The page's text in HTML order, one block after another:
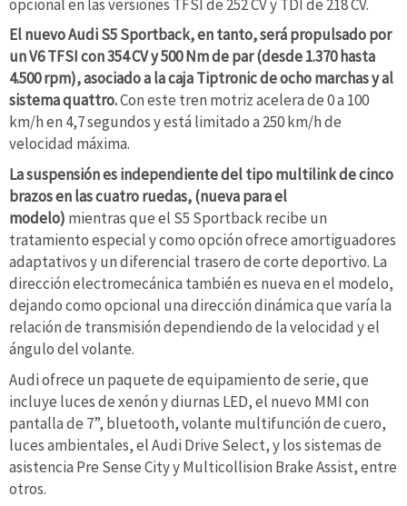
opcional en las versiones TFSI de 252 CV y TDI de 218 CV.
El nuevo Audi S5 Sportback, en tanto, será propulsado por
un V6 TFSI con 354 CV y 500 Nm de par (desde 1.370 hasta
4.500 rpm), asociado a la caja Tiptronic de ocho marchas y al
sistema quattro.Con este tren motriz acelera de 0 a 100
km/h en 4,7 segundos y está limitado a 250 km/h de
velocidad máxima.
La suspensión es independiente del tipo multilink de cinco
brazos en las cuatro ruedas, (nueva para el
modelo) mientras que el S5 Sportback recibe un
tratamiento especial y como opción ofrece amortiguadores
adaptativos y un diferencial trasero de corte deportivo. La
dirección electromecánica también es nueva en el modelo,
dejando como opcional una dirección dinámica que varía la
relación de transmisión dependiendo de la velocidad y el
ángulo del volante.
Audi ofrece un paquete de equipamiento de serie, que
incluye luces de xenón y diurnas LED, el nuevo MMI con
pantalla de 7”, bluetooth, volante multifunción de cuero,
luces ambientales, el Audi Drive Select, y los sistemas de
asistencia Pre Sense City y Multicollision Brake Assist, entre
otros.